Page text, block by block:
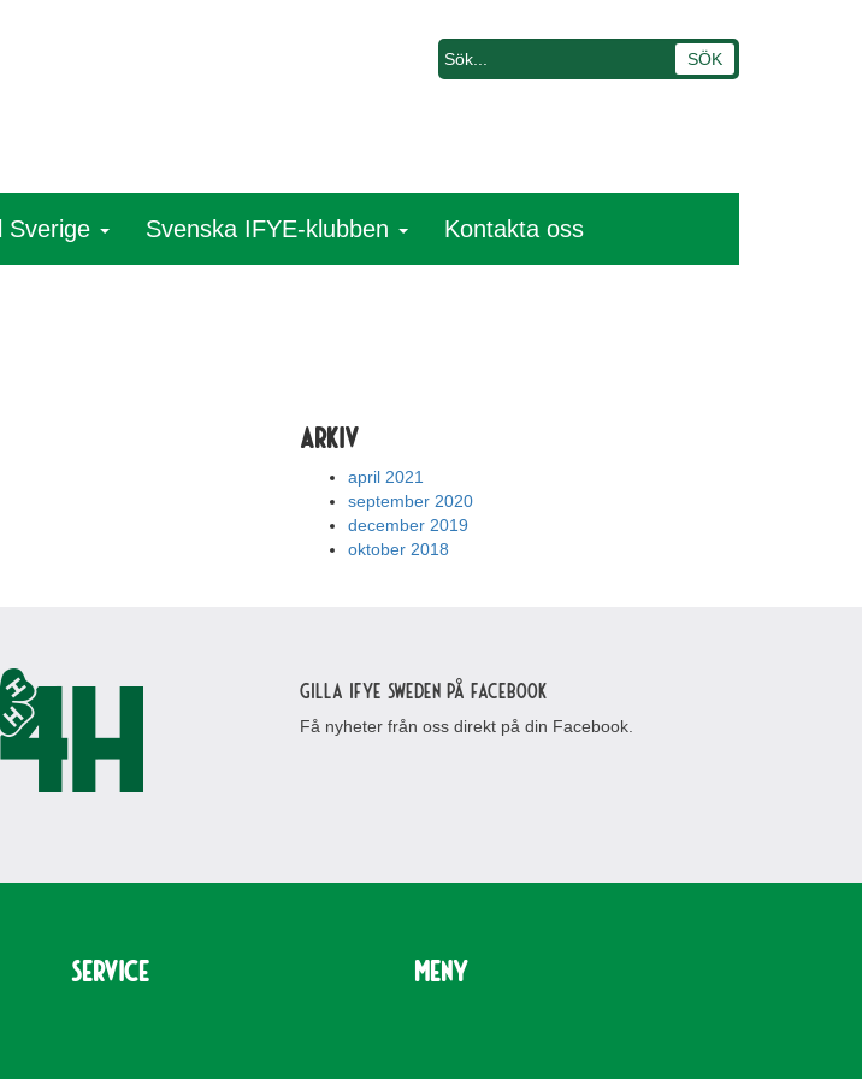
Sverige Svenska IFYE-klubben Kontakta oss
Arkiv
april 2021
september 2020
december 2019
oktober 2018
Gilla IFYE Sweden på Facebook
Få nyheter från oss direkt på din Facebook.
Service Meny